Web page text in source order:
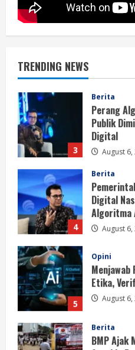
TRENDING NEWS
2
Berita
BMP
3
Berita
Perang
Publik
Digital
August 6,
4
Berita
Digital
Algoritma
August 6,
5
Opini
Etika,
August 6,
Berita
BMP Ajak